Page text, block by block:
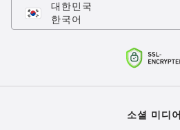
대한민국
한국어
소셜 미디어